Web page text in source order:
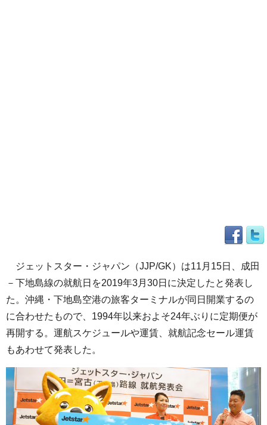
ジェットスター・ジャパン（JJP/GK）は11月15日、成田
－下地島線の就航日を2019年3月30日に決定したと発表し
た。沖縄・下地島空港の旅客ターミナルが同日開業するの
に合わせたもので、1994年以来およそ24年ぶりに定期便が
再開する。運航スケジュールや運賃、就航記念セール運賃
もあわせて発表した。